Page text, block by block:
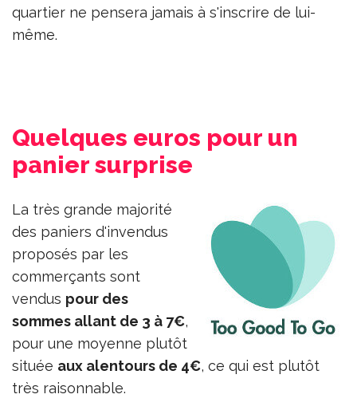
quartier ne pensera jamais à s'inscrire de lui-
même.
Quelques euros pour un
panier surprise
La très grande majorité
des paniers d'invendus
proposés par les
commerçants sont
vendus pour des
sommes allant de 3 à 7€,
pour une moyenne plutôt
située aux alentours de 4€, ce qui est plutôt
très raisonnable.